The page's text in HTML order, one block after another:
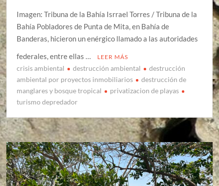
Imagen: Tribuna de la Bahía Isrrael Torres / Tribuna de la
Bahía Pobladores de Punta de Mita, en Bahía de
Banderas, hicieron un enérgico llamado a las autoridades
federales, entre ellas …
LEER MÁS
crisis ambiental destrucción ambiental
destrucción
ambiental por proyectos inmobiliarios
destrucción de
manglares y bosque tropical
privatizacion de playas
turismo depredador